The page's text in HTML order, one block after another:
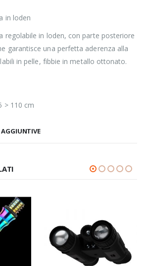
in loden
regolabile in loden, con parte posteriore
garantisce una perfetta aderenza alla
in pelle, fibbie in metallo ottonato.
> 110 cm